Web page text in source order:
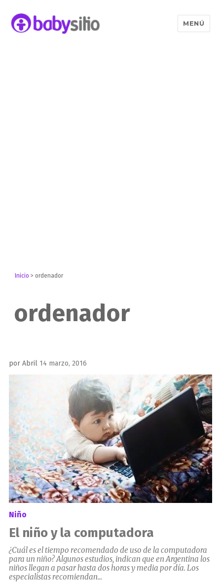
MENÚ
Inicio >ordenador
ordenador
por Abril Publicado
14 marzo, 2016
Niño
El niño y la computadora
¿Cuál es el tiempo recomendado de uso de la computadora
para un niño? Algunos estudios, indican que en Argentina los
niños llegan a pasar hasta dos horas y media por día. Los
especialistas recomiendan...